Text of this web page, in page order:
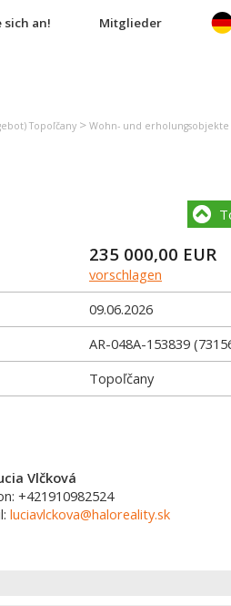
sich an! Mitglieder
Topoľčany > Wohn- und erholungsobjekte
235 000,00 EUR
vorschlagen
09.06.2026
AR-048A-153839
Topoľčany
Vlčková
+421910982524
luciavlckova@haloreality.sk